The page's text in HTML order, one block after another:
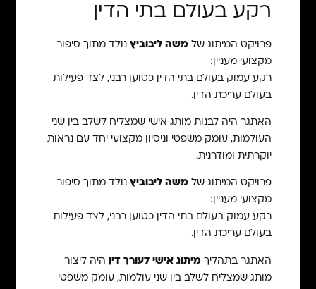
רקע בעולם בתי הדין
פרויקט המיתוג של משה ליבוביץנולד מתוך סיפור
מקצועי מעניין:
רקע עמוק בעולם בתי הדין כטוען רבני, לצד פעילות
בעולם עריכת הדין.
האתגר היה לבנות מותג אישי שמצליח לשלב בין שני
העולמות, עומק משפטי וניסיון מקצועי יחד עם נראות
יוקרתית ומודרנית.
פרויקט המיתוג של משה ליבוביץנולד מתוך סיפור
מקצועי מעניין:
רקע עמוק בעולם בתי הדין כטוען רבני, לצד פעילות
בעולם עריכת הדין.
האתגר בתהליך מיתוג אישי לעורך דין
היה ליצור
מותג שמצליח לשלב בין שני עולמות, עומק משפטי